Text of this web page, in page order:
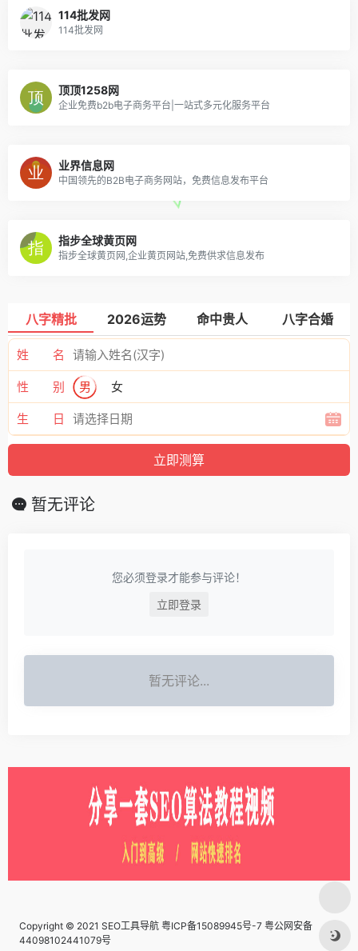
114批发网
114批发网
顶顶1258网
企业免费b2b电子商务平台|一站式多元化服务平台
业界信息网
中国领先的B2B电子商务网站，免费信息发布平台
指步全球黄页网
指步全球黄页网,企业黄页网站,免费供求信息发布
八字精批 2026运势 命中贵人 八字合婚
姓 名
性 别 男 女
生 日
暂无评论
您必须登录才能参与评论！
立即登录
暂无评论...
Copyright © 2021 SEO工具导航 粤ICP备15089945号-7 粤公网安备
44098102441079号